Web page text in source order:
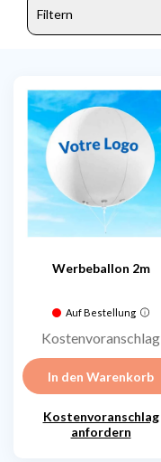
Filtern
Werbeballon 2m
Auf Bestellung
Kostenvoranschlag
In den Warenkorb
Kostenvoranschlag
anfordern